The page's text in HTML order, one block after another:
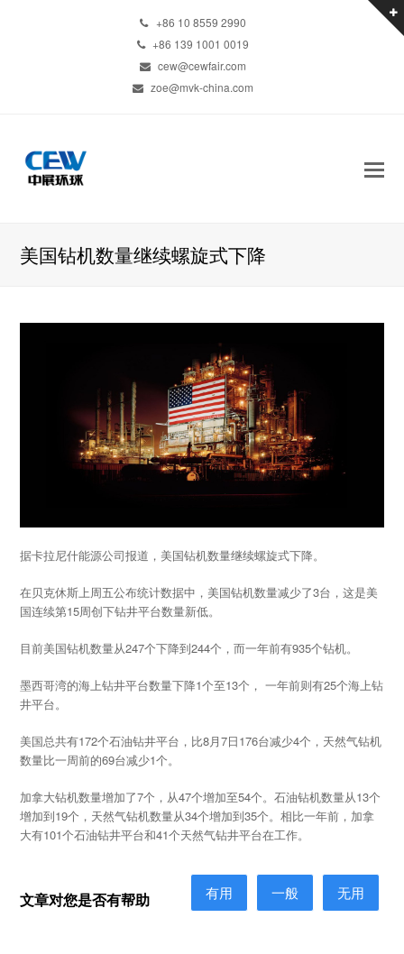
+86 10 8559 2990
+86 139 1001 0019
cew@cewfair.com
zoe@mvk-china.com
美国钻机数量继续螺旋式下降
据卡拉尼什能源公司报道，美国钻机数量继续螺旋式下降。
在贝克休斯上周五公布统计数据中，美国钻机数量减少了3台，这是美
国连续第15周创下钻井平台数量新低。
目前美国钻机数量从247个下降到244个，而一年前有935个钻机。
墨西哥湾的海上钻井平台数量下降1个至13个， 一年前则有25个海上钻
井平台。
美国总共有172个石油钻井平台，比8月7日176台减少4个，天然气钻机
数量比一周前的69台减少1个。
加拿大钻机数量增加了7个，从47个增加至54个。石油钻机数量从13个
增加到19个，天然气钻机数量从34个增加到35个。相比一年前，加拿
大有101个石油钻井平台和41个天然气钻井平台在工作。
文章对您是否有帮助 有用 一般 无用